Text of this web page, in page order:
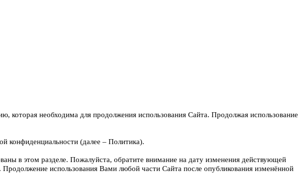
необходима для продолжения использования Сайта. Продолжая использование
конфиденциальности (далее – Политика).
в этом разделе. Пожалуйста, обратите внимание на дату изменения действующей
использования Вами любой части Сайта после опубликования изменённой